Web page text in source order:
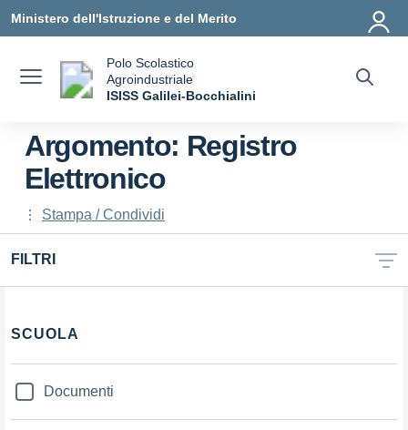
Ministero dell'Istruzione e del Merito
Polo Scolastico
Agroindustriale
ISISS Galilei-Bocchialini
Argomento: Registro
Elettronico
Stampa / Condividi
FILTRI
Filtri
SCUOLA
Documenti